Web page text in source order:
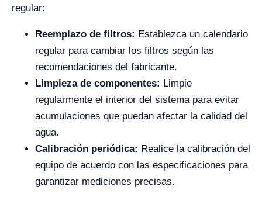
regular:
Reemplazo de filtros: Establezca un calendario
regular para cambiar los filtros según las
recomendaciones del fabricante.
Limpieza de componentes: Limpie
regularmente el interior del sistema para evitar
acumulaciones que puedan afectar la calidad del
agua.
Calibración periódica: Realice la calibración del
equipo de acuerdo con las especificaciones para
garantizar mediciones precisas.